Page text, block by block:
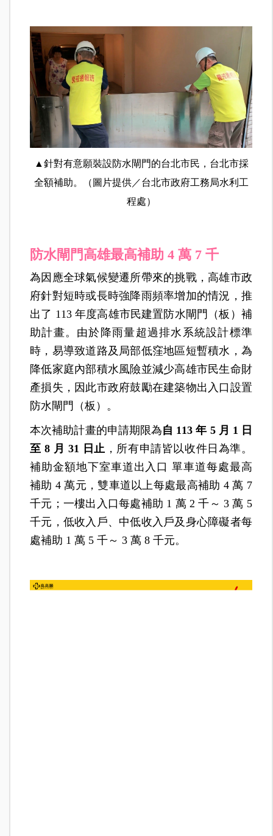
▲針對有意願裝設防水閘門的台北市民，台北市採
全額補助。（圖片提供／台北市政府工務局水利工
程處）
防水閘門高雄最高補助 4 萬 7 千
為因應全球氣候變遷所帶來的挑戰，高雄市政
府針對短時或長時強降雨頻率增加的情況，推
出了 113 年度高雄市民建置防水閘門（板）補
助計畫。由於降雨量超過排水系統設計標準
時，易導致道路及局部低窪地區短暫積水，為
降低家庭內部積水風險並減少高雄市民生命財
產損失，因此市政府鼓勵在建築物出入口設置
防水閘門（板）。
本次補助計畫的申請期限為自 113 年 5 月 1 日
至 8 月 31 日止 ，所有申請皆以收件日為準。
補助金額地下室車道出入口 單車道每處最高
補助 4 萬元，雙車道以上每處最高補助 4 萬 7
千元；一樓出入口每處補助 1 萬 2 千～ 3 萬 5
千元，低收入戶、中低收入戶及身心障礙者每
處補助 1 萬 5 千～ 3 萬 8 千元。